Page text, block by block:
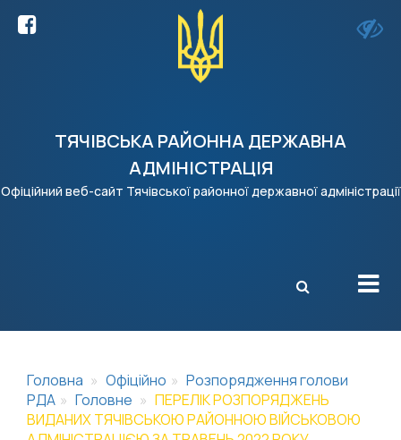
ТЯЧІВСЬКА РАЙОННА ДЕРЖАВНА
АДМІНІСТРАЦІЯ
Офіційний веб-сайт Тячівської районної державної адміністрації
X
Головна Офіційно
Розпорядження голови
РДА
Головне
ПЕРЕЛІК РОЗПОРЯДЖЕНЬ
ВИДАНИХ ТЯЧІВСЬКОЮ РАЙОННОЮ ВІЙСЬКОВОЮ